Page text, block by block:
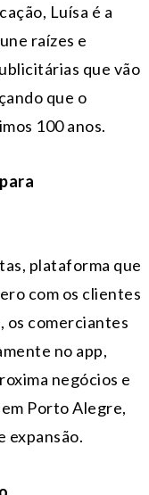
Luísa é a
raízes e
que vão
que o
100 anos.
plataforma que
com os clientes
os comerciantes
no app,
negócios e
Porto Alegre,
expansão.